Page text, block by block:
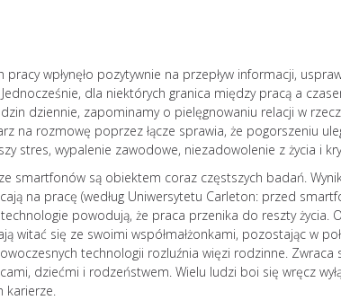
wpłynęło pozytywnie na przepływ informacji,
dla niektórych granica między pracą a
dziennie, zapominamy o pielęgnowaniu relacji w
na rozmowę poprzez łącze sprawia, że pogorszeniu
stres, wypalenie zawodowe, niezadowolenie z życia i
smartfonów są obiektem coraz częstszych badań.
na pracę (według Uniwersytetu Carleton: przed
powodują, że praca przenika do reszty życia.
witać się ze swoimi współmałżonkami, pozostając w
technologii rozluźnia więzi rodzinne. Zwraca
dziećmi i rodzeństwem. Wielu ludzi boi się wręcz
karierze.